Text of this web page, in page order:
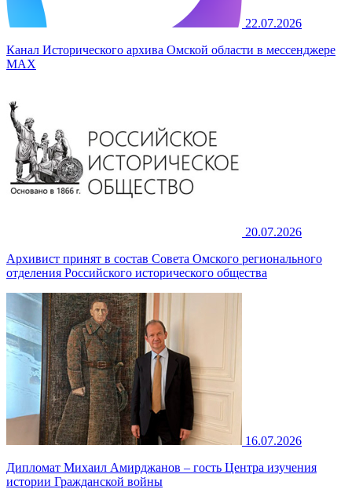
22.07.2026
Канал Исторического архива Омской области в мессенджере
MAX
20.07.2026
Архивист принят в состав Совета Омского регионального
отделения Российского исторического общества
16.07.2026
Дипломат Михаил Амирджанов – гость Центра изучения
истории Гражданской войны